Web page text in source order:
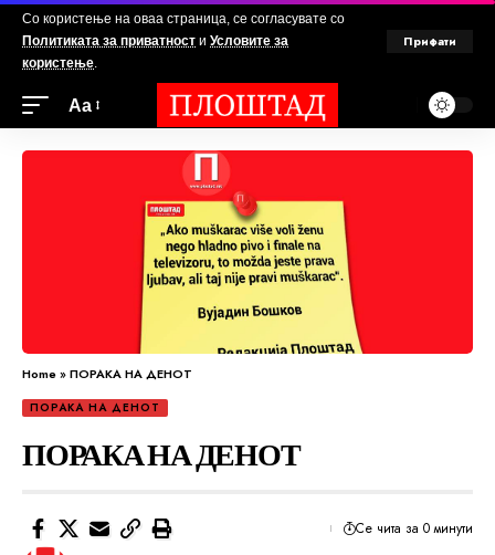
Со користење на оваа страница, се согласувате со
Политиката за приватност и Условите за
користење.
Прифати
Аа
Home»ПОРАКА НА ДЕНОТ
ПОРАКА НА ДЕНОТ
ПОРАКА НА ДЕНОТ
Се чита за 0 минути